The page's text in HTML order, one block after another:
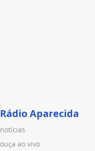
Rádio Aparecida
notícias
ouça ao vivo